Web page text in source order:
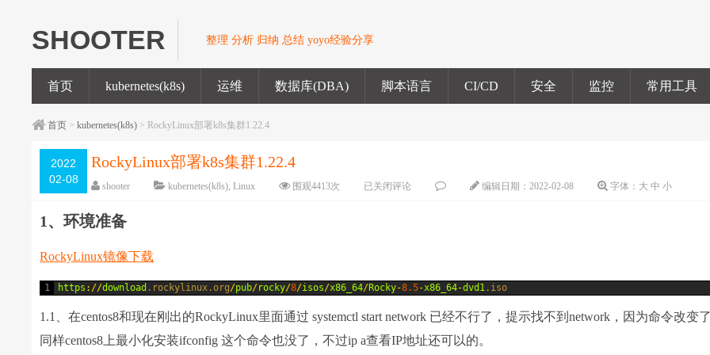
SHOOTER 整理 分析 归纳 总结 yoyo经验分享
首页 kubernetes(k8s) 运维 数据库(DBA) 脚本语言 CI/CD 安全 监控 常用工具
首页 >kubernetes(k8s) > RockyLinux部署k8s集群1.22.4
2022
02-08
RockyLinux部署k8s集群1.22.4
shooter kubernetes(k8s),Linux 围观4413次 已关闭评论 编辑日期：2022-02-08 字体： 大 中 小
1、环境准备
RockyLinux镜像下载
1 https : //download .rockylinux .org/pub/rocky/8/isos/x86_64/Rocky-8.5-x86_64-dvd1 .iso
1.1、在centos8和现在刚出的RockyLinux里面通过 systemctl start network 已经不行了，提示找不到network，因为命令改变
同样centos8上最小化安装ifconfig 这个命令也没了，不过ip a查看IP地址还可以的。